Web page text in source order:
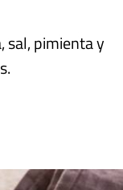
sal, pimienta y